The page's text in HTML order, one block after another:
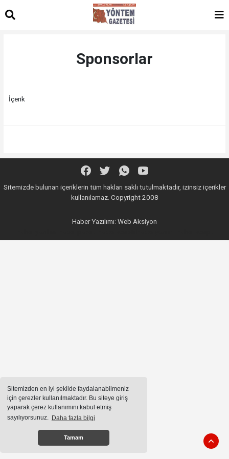
Sitemizden en iyi şekilde faydalanabilmeniz
için çerezler kullanılmaktadır. Bu siteye giriş
yaparak çerez kullanımını kabul etmiş
sayılıyorsunuz. Daha fazla bilgi
Tamam
Sponsorlar
İçerik
Sitemizde bulunan içeriklerin tüm hakları saklı tutulmaktadır, izinsiz içerikler
kullanılamaz. Copyright 2008
Haber Yazılımı: Web Aksiyon